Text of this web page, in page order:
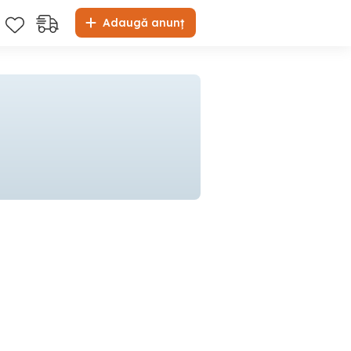
Adaugă anunț